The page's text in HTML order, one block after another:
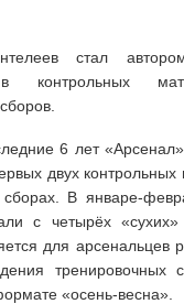
стал
контрольных
6 лет
двух
сборах. В январе-
с четырёх
для арсенальцев
тренировочных
«осень-весна».